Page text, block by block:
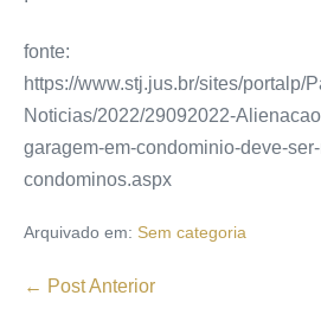
fonte:
https://www.stj.jus.br/sites/portalp/
Noticias/2022/29092022-
garagem-em-condominio-deve-
condominos.aspx
Arquivado em: Sem categoria
← Post Anterior